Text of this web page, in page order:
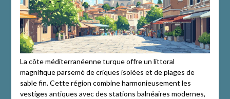
La côte méditerranéenne turque offre un littoral
magnifique parsemé de criques isolées et de plages de
sable fin. Cette région combine harmonieusement les
vestiges antiques avec des stations balnéaires modernes,